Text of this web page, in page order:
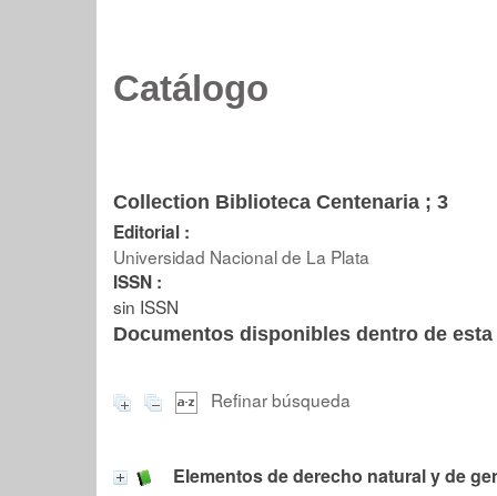
Catálogo
Collection Biblioteca Centenaria ; 3
Editorial :
Universidad Nacional de La Plata
ISSN :
sin ISSN
Documentos disponibles dentro de
Refinar búsqueda
Elementos de derecho natural y de